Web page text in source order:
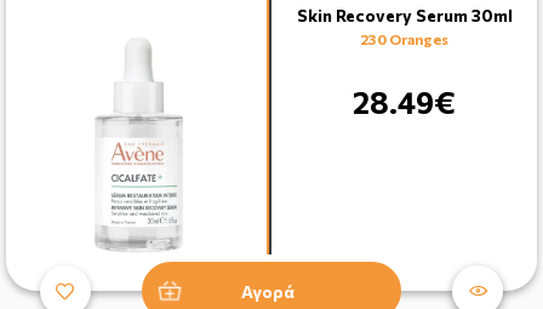
Skin Recovery Serum 30ml
230 Oranges
28.49€
Αγορά